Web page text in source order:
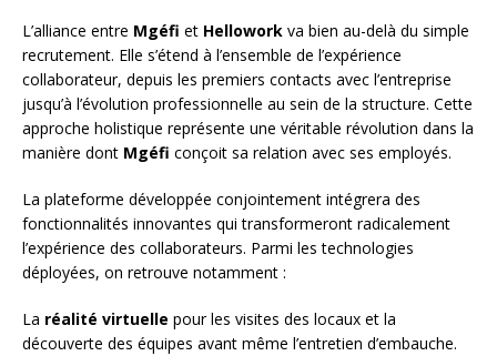
L’alliance entre Mgéfi et Hellowork va bien au-delà du simple
recrutement. Elle s’étend à l’ensemble de l’expérience
collaborateur, depuis les premiers contacts avec l’entreprise
jusqu’à l’évolution professionnelle au sein de la structure. Cette
approche holistique représente une véritable révolution dans la
manière dont Mgéfi conçoit sa relation avec ses employés.
La plateforme développée conjointement intégrera des
fonctionnalités innovantes qui transformeront radicalement
l’expérience des collaborateurs. Parmi les technologies
déployées, on retrouve notamment :
La réalité virtuelle pour les visites des locaux et la
découverte des équipes avant même l’entretien d’embauche.